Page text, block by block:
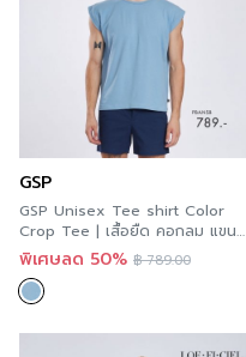
GSP
GSP Unisex Tee shirt Color
Crop Tee | เสื้อยืด คอกลม แขนล้ำ
สีฟ้าอมเทา PBANSB
พิเศษลด 50% ฿789.00